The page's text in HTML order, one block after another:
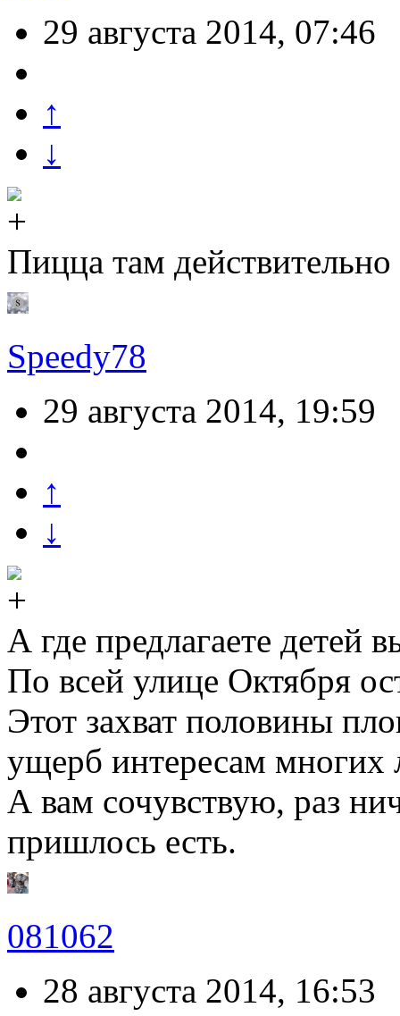
29 августа 2014, 07:46
↑
↓
Пицца там действительно
Speedy78
29 августа 2014, 19:59
↑
↓
А где предлагаете детей
По всей улице Октября
Этот захват половины
ущерб интересам многих
А вам сочувствую, раз
пришлось есть.
081062
28 августа 2014, 16:53